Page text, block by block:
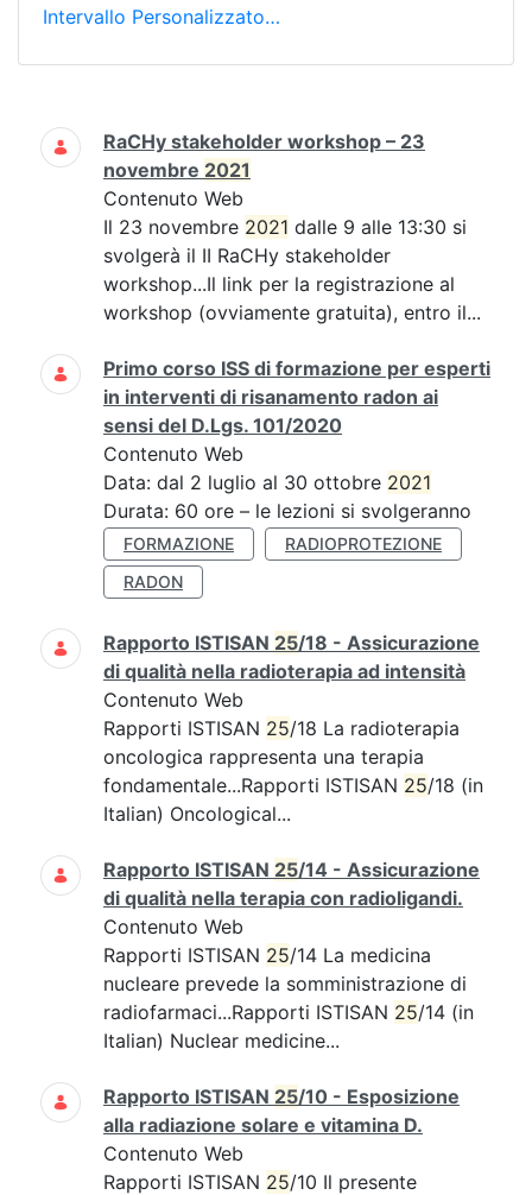
Intervallo Personalizzato…
Ricerca
RaCHy stakeholder workshop – 23
novembre 2021
Contenuto Web
Il 23 novembre 2021 dalle 9 alle 13:30 si
svolgerà il II RaCHy stakeholder
workshop...Il link per la registrazione al
workshop (ovviamente gratuita), entro il...
Primo corso ISS di formazione per esperti
in interventi di risanamento radon ai
sensi del D.Lgs. 101/2020
Contenuto Web
Data: dal 2 luglio al 30 ottobre 2021
Durata: 60 ore – le lezioni si svolgeranno
FORMAZIONE
RADIOPROTEZIONE
RADON
Rapporto ISTISAN 25/18 - Assicurazione
di qualità nella radioterapia ad intensità
Contenuto Web
Rapporti ISTISAN 25/18 La radioterapia
oncologica rappresenta una terapia
fondamentale...Rapporti ISTISAN 25/18 (in
Italian) Oncological...
Rapporto ISTISAN 25/14 - Assicurazione
di qualità nella terapia con radioligandi.
Contenuto Web
Rapporti ISTISAN 25/14 La medicina
nucleare prevede la somministrazione di
radiofarmaci...Rapporti ISTISAN 25/14 (in
Italian) Nuclear medicine...
Rapporto ISTISAN 25/10 - Esposizione
alla radiazione solare e vitamina D.
Contenuto Web
Rapporti ISTISAN 25/10 Il presente